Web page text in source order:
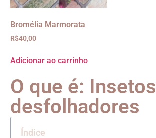
Bromélia Marmorata
R$40,00
Adicionar ao carrinho
O que é: Insetos
desfolhadores
Índice